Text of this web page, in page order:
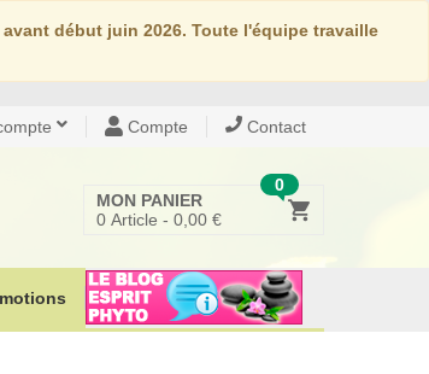
début juin 2026. Toute l'équipe travaille
Compte Contact
0
MON PANIER
0 Article - 0,00 €